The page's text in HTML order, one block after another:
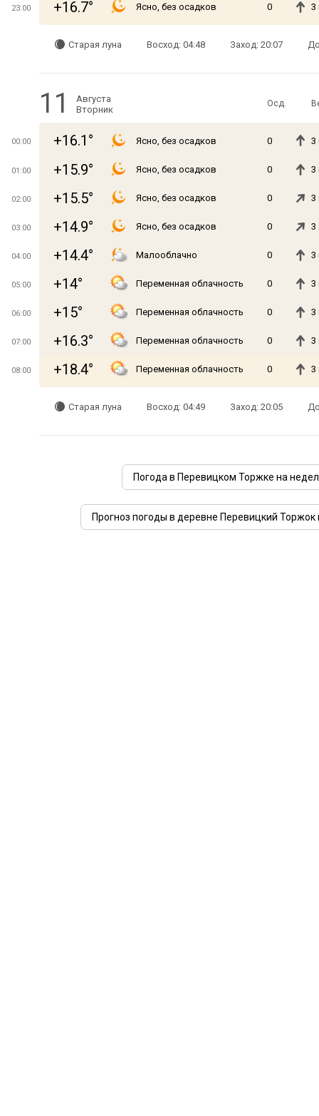
23:00 +16.7° Ясно, без осадков 0 3
Старая луна Восход: 04:48 Заход: 20:07
11
Августа
Вторник
Осд.
00:00 +16.1° Ясно, без осадков 0 3
01:00 +15.9° Ясно, без осадков 0 3
02:00 +15.5° Ясно, без осадков 0 3
03:00 +14.9° Ясно, без осадков 0 3
04:00 +14.4° Малооблачно 0 3
05:00 +14° Переменная облачность 0 3
06:00 +15° Переменная облачность 0 3
07:00 +16.3° Переменная облачность 0 3
08:00 +18.4° Переменная облачность 0 3
Старая луна Восход: 04:49 Заход: 20:05
Погода в Перевицком Торжке на
Прогноз погоды в деревне Перевицкий Торжок